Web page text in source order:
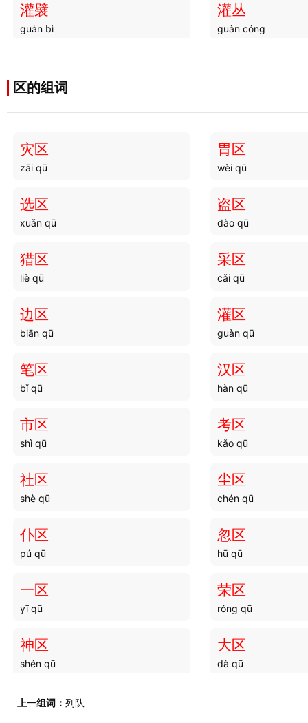
灌襞
guàn bì
灌丛
guàn cóng
guàn yì
灌输 灌寖
灌激 灌流
灌木 灌水
区的组词
灾区
zāi qū
胃区
wèi qū
选区
xuǎn qū
盗区
dào qū
猎区
liè qū
采区
cǎi qū
边区
biān qū
灌区
guàn qū
笔区
bǐ qū
汉区
hàn qū
市区
shì qū
考区
kǎo qū
社区
shè qū
尘区
chén qū
仆区
pú qū
忽区
hū qū
一区
yī qū
荣区
róng qū
神区
shén qū
大区
dà qū
寰区
上一组词： 列队